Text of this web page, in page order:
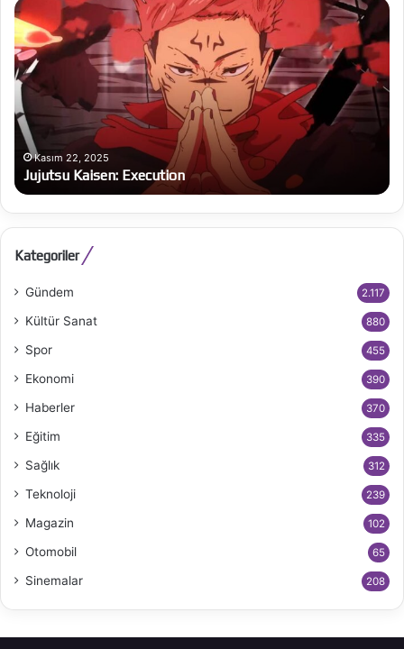
Jujutsu
Kaisen:
Execution
Kasım 22, 2025
Jujutsu Kaisen: Execution
Kategoriler
Gündem 2.117
Kültür Sanat 880
Spor 455
Ekonomi 390
Haberler 370
Eğitim 335
Sağlık 312
Teknoloji 239
Magazin 102
Otomobil 65
Sinemalar 208